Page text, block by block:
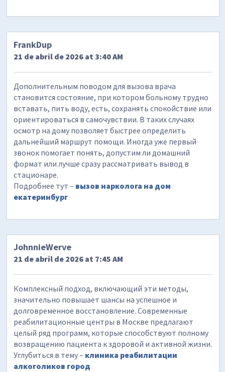
FrankDup
21 de abril de 2026 at 3:40 AM
Дополнительным поводом для вызова врача
становится состояние, при котором больному трудно
вставать, пить воду, есть, сохранять спокойствие или
ориентироваться в самочувствии. В таких случаях
осмотр на дому позволяет быстрее определить
дальнейший маршрут помощи. Иногда уже первый
звонок помогает понять, допустим ли домашний
формат или лучше сразу рассматривать вывод в
стационаре.
Подробнее тут – вызов нарколога на дом
екатеринбург
JohnnieWerve
21 de abril de 2026 at 7:45 AM
Комплексный подход, включающий эти методы,
значительно повышает шансы на успешное и
долговременное восстановление. Современные
реабилитационные центры в Москве предлагают
целый ряд программ, которые способствуют полному
возвращению пациента к здоровой и активной жизни.
Углубиться в тему – клиника реабилитации
алкоголиков город